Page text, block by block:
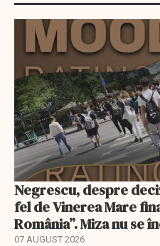
Negrescu, despre
fel de Vinerea Mare
România”. Miza nu se
07 AUGUST 2026